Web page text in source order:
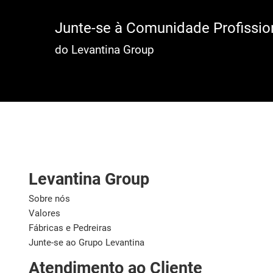
Junte-se à Comunidade
do Levantina Group
Levantina Group
Sobre nós
Valores
Fábricas e Pedreiras
Junte-se ao Grupo Levantina
Atendimento ao Cliente